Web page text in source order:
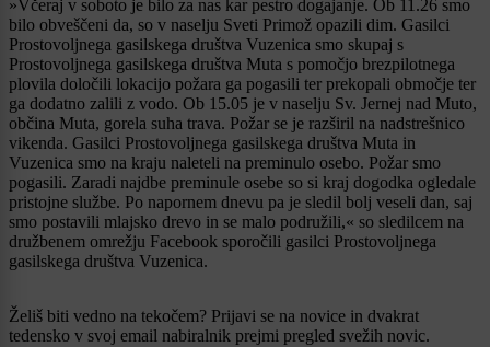
»Včeraj v soboto je bilo za nas kar pestro dogajanje. Ob 11.26 smo
bilo obveščeni da, so v naselju Sveti Primož opazili dim. Gasilci
Prostovoljnega gasilskega društva Vuzenica smo skupaj s
Prostovoljnega gasilskega društva Muta s pomočjo brezpilotnega
plovila določili lokacijo požara ga pogasili ter prekopali območje ter
ga dodatno zalili z vodo. Ob 15.05 je v naselju Sv. Jernej nad Muto,
občina Muta, gorela suha trava. Požar se je razširil na nadstrešnico
vikenda. Gasilci Prostovoljnega gasilskega društva Muta in
Vuzenica smo na kraju naleteli na preminulo osebo. Požar smo
pogasili. Zaradi najdbe preminule osebe so si kraj dogodka ogledale
pristojne službe. Po napornem dnevu pa je sledil bolj veseli dan, saj
smo postavili mlajsko drevo in se malo podružili,« so sledilcem na
družbenem omrežju Facebook sporočili gasilci Prostovoljnega
gasilskega društva Vuzenica.
Želiš biti vedno na tekočem? Prijavi se na novice in dvakrat
tedensko v svoj email nabiralnik prejmi pregled svežih novic.